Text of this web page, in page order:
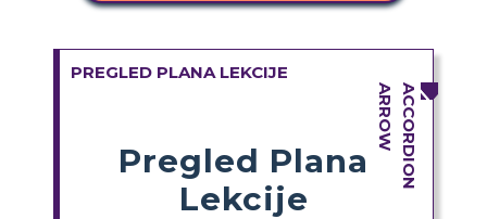
PREGLED PLANA LEKCIJE
Pregled Plana
Lekcije